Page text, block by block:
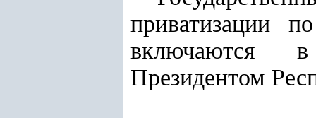
приватизации
включаются в
Президентом